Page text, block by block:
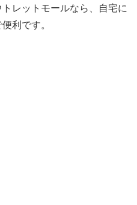
レットモールなら、自宅に
利です。